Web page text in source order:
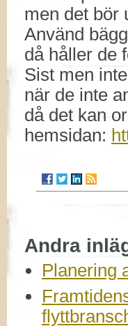
men det bör
Använd
då håller de
Sist men
när de inte
då det kan
hemsidan:
Andra
Planering